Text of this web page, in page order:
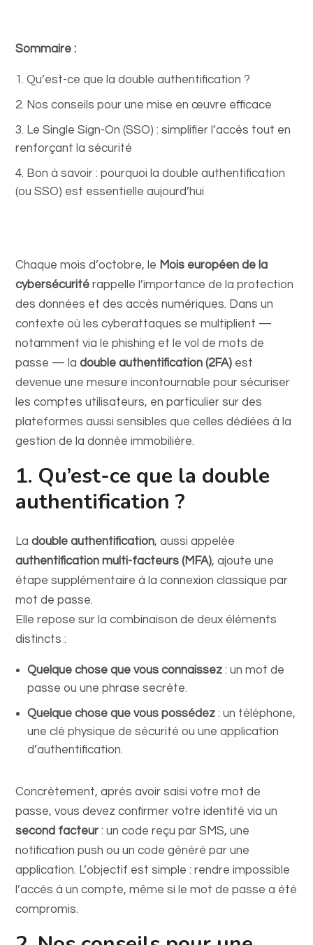
Sommaire :
Qu’est-ce que la double authentification ?
Nos conseils pour une mise en œuvre efficace
Le Single Sign-On (SSO) : simplifier l’accès tout en
renforçant la sécurité
Bon à savoir : pourquoi la double authentification
(ou SSO) est essentielle aujourd’hui
Chaque mois d’octobre, le Mois européen de la
cybersécurité rappelle l’importance de la protection
des données et des accès numériques. Dans un
contexte où les cyberattaques se multiplient —
notamment via le phishing et le vol de mots de
passe — ladouble authentification (2FA) est
devenue une mesure incontournable pour sécuriser
les comptes utilisateurs, en particulier sur des
plateformes aussi sensibles que celles dédiées à la
gestion de la donnée immobilière.
1. Qu’est-ce que la double
authentification ?
Ladouble authentification, aussi appelée
authentification multi-facteurs (MFA), ajoute une
étape supplémentaire à la connexion classique par
mot de passe.
Elle repose sur la combinaison de deux éléments
distincts :
Quelque chose que vous connaissez : un mot de
passe ou une phrase secrète.
Quelque chose que vous possédez : un téléphone,
une clé physique de sécurité ou une application
d’authentification.
Concrètement, après avoir saisi votre mot de
passe, vous devez confirmer votre identité via un
second facteur : un code reçu par SMS, une
notification push ou un code généré par une
application. L’objectif est simple : rendre impossible
l’accès à un compte, même si le mot de passe a été
compromis.